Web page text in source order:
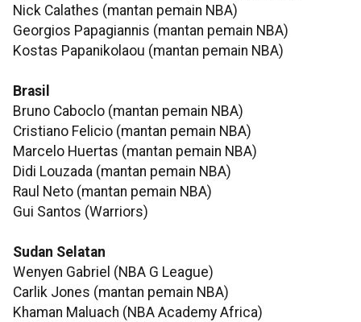
Nick Calathes (mantan pemain NBA)
Georgios Papagiannis (mantan pemain NBA)
Kostas Papanikolaou (mantan pemain NBA)
Brasil
Bruno Caboclo (mantan pemain NBA)
Cristiano Felicio (mantan pemain NBA)
Marcelo Huertas (mantan pemain NBA)
Didi Louzada (mantan pemain NBA)
Raul Neto (mantan pemain NBA)
Gui Santos (Warriors)
Sudan Selatan
Wenyen Gabriel (NBA G League)
Carlik Jones (mantan pemain NBA)
Khaman Maluach (NBA Academy Africa)